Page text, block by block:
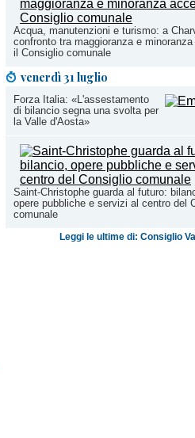
Acqua, manutenzioni e turismo: a
confronto tra maggioranza e
il Consiglio comunale
venerdì 31 luglio
Forza Italia: «L'assestamento
di bilancio segna una svolta per
la Valle d'Aosta»
Saint-Christophe guarda al futuro:
opere pubbliche e servizi al centro del
comunale
Leggi le ultime di: Consiglio